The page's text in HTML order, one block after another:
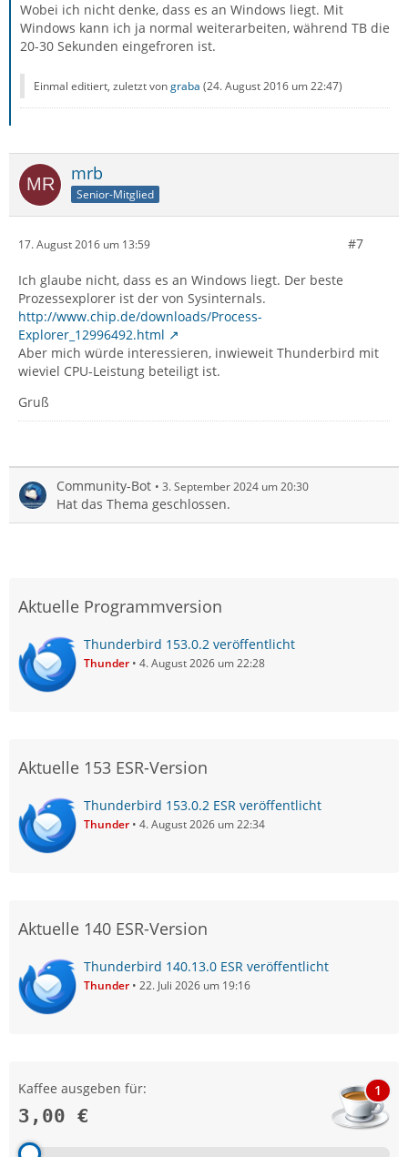
Wobei ich nicht denke, dass es an Windows liegt. Mit
Windows kann ich ja normal weiterarbeiten, während TB die
20-30 Sekunden eingefroren ist.
Einmal editiert, zuletzt vongraba (24. August 2016 um 22:47)
mrb
Senior-Mitglied
17. August 2016 um 13:59 #7
Ich glaube nicht, dass es an Windows liegt. Der beste
Prozessexplorer ist der von Sysinternals.
http://www.chip.de/downloads/Process-
Explorer_12996492.html
Aber mich würde interessieren, inwieweit Thunderbird mit
wieviel CPU-Leistung beteiligt ist.
Gruß
Community-Bot 3. September 2024 um 20:30
Hat das Thema geschlossen.
Aktuelle Programmversion
Thunderbird 153.0.2 veröffentlicht
Thunder 4. August 2026 um 22:28
Aktuelle 153 ESR-Version
Thunderbird 153.0.2 ESR veröffentlicht
Thunder 4. August 2026 um 22:34
Aktuelle 140 ESR-Version
Thunderbird 140.13.0 ESR veröffentlicht
Thunder 22. Juli 2026 um 19:16
Kaffee ausgeben für:
3,00 €
1